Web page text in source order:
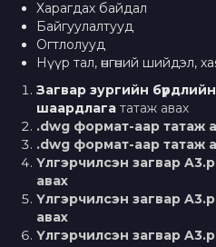
Харагдах байдал
Байгуулалтууд
Огтлолууд
Нүүр тал, өнгөний шийдэл,
Загвар зургийн
шаардлага татаж авах
.dwg формат-аар татаж
.dwg формат-аар татаж
Үлгэрчилсэн загвар
авах
Үлгэрчилсэн загвар
авах
Үлгэрчилсэн загвар